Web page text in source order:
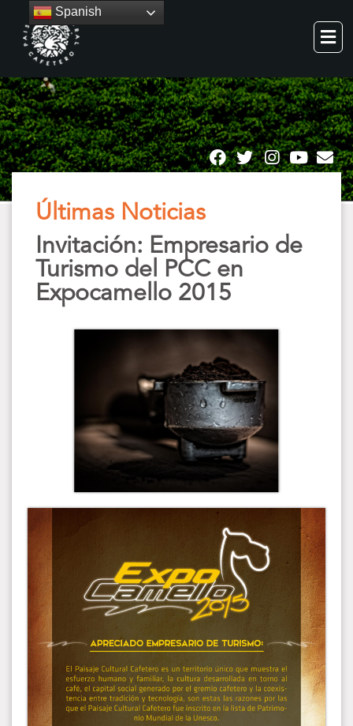
Últimas Noticias
Invitación: Empresario de
Turismo del PCC en
Expocamello 2015
Spanish